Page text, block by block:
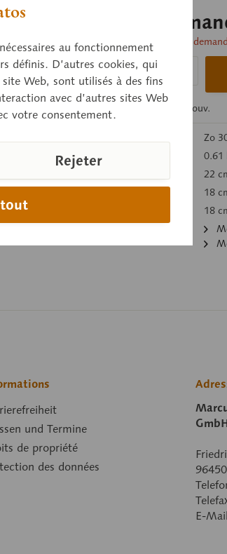
Prix sur
Délai de livraison sur
Comparer Se souv.
Zo
Poids (en kg):
0.61
22
18
18
und Termine
de propriété
des données
E-
au fonctionnement
définis. D’autres cookies, qui
Web, sont utilisés à des fins
avec d’autres sites Web
votre consentement.
Rejeter